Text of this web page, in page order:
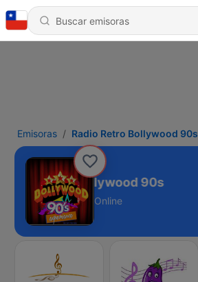
Emisoras Radio Retro Bollywood 90s
Radio Retro Bollywood 90s
Online